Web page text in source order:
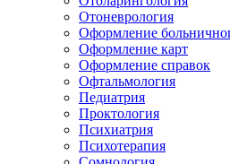
Отоневрология
Оформление
Оформление карт
Оформление справок
Офтальмология
Педиатрия
Проктология
Психиатрия
Психотерапия